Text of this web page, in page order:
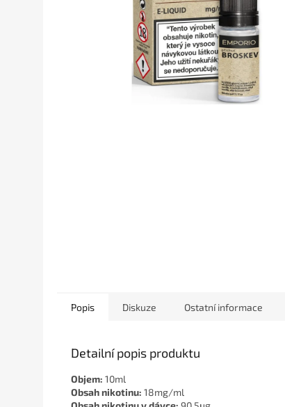
Popis Diskuze Ostatní informace
Detailní popis produktu
Objem: 10ml
Obsah nikotinu: 18mg/ml